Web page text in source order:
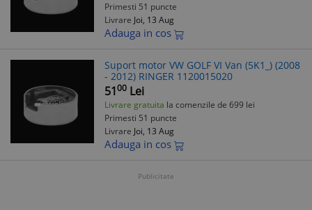
Primesti 51 puncte
Livrare Joi, 13 Aug
Adauga in cos
Suport motor VW GOLF VI Van (5K1_) (2008
- 2012) RINGER 1120015020
5100 Lei
Livrare gratuita la comenzile de 699 lei
Primesti 51 puncte
Livrare Joi, 13 Aug
Adauga in cos
Publicitate